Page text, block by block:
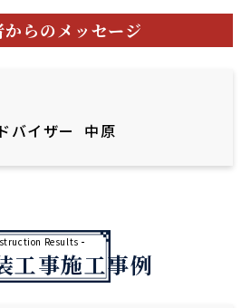
からのメッセージ
バイザー 中原
Results
工事施工事例